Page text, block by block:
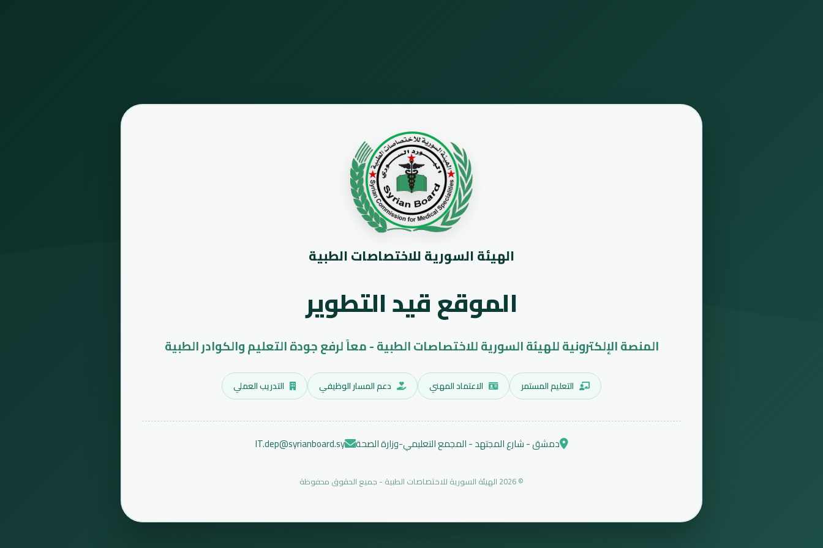
الهيئة السورية للاختصاصات الطبية
الموقع قيد التطوير
المنصة الإلكترونية للهيئة السورية للاختصاصات الطبية - معاً لرفع جودة التعليم والكوادر الطبية
التعليم المستمر الاعتماد المهني دعم المسار الوظيفي التدريب العملي
دمشق - شارع المجتهد - المجمع التعليمي-وزارة الصحة IT.dep@syrianboard.sy
© 2026 الهيئة السورية للاختصاصات الطبية - جميع الحقوق محفوظة